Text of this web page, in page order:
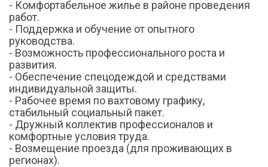
- Комфортабельное жилье в районе проведения
работ.
- Поддержка и обучение от опытного
руководства.
- Возможность профессионального роста и
развития.
- Обеспечение спецодеждой и средствами
индивидуальной защиты.
- Рабочее время по вахтовому графику,
стабильный социальный пакет.
- Дружный коллектив профессионалов и
комфортные условия труда.
- Возмещение проезда (для проживающих в
регионах).